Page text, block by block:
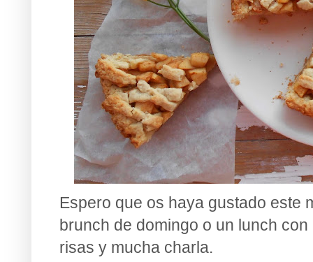
Espero que os haya gustado este
brunch de domingo o un lunch
risas y mucha charla.